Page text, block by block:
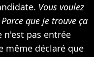
Vous voulez
que je trouve ça
n'est pas entrée
même déclaré que